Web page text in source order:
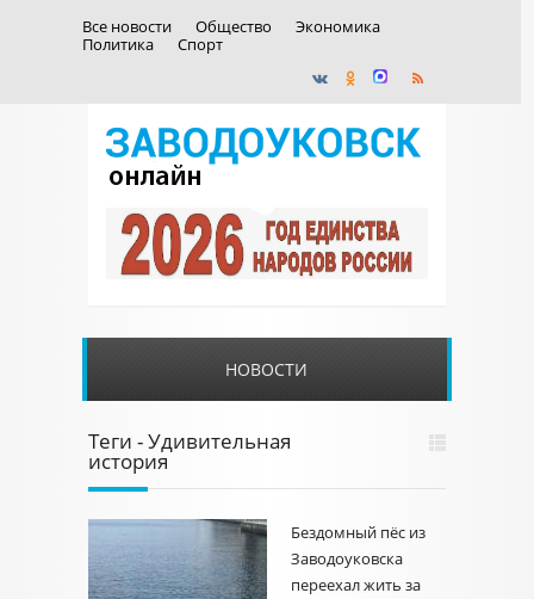
Все новости Общество
Экономика
Политика
Спорт
НОВОСТИ
Теги - Удивительная
история
Бездомный пёс из
Заводоуковска
переехал жить за